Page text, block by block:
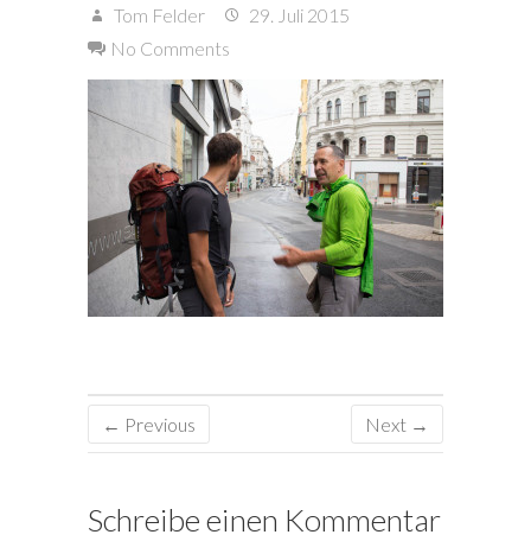
Tom Felder
29. Juli 2015
No Comments
← Previous Next →
Schreibe einen Kommentar